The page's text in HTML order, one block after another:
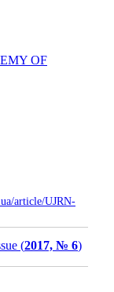
OF
article/UJRN-
(2017, № 6)